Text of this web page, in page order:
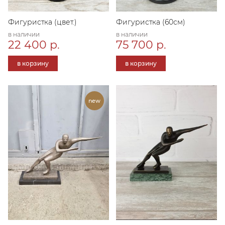
Фигуристка (цвет.)
в наличии
22 400 р.
в корзину
Фигуристка (60см)
в наличии
75 700 р.
в корзину